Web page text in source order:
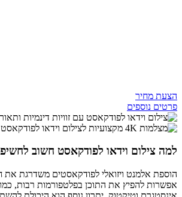
הצעת מחיר
פרטים נוספים
למה צילום וידאו לפודקאסט חשוב
הוספת אלמנט ויזואלי לפודקאסטים משדרגת את
אפשרות להפיץ את התוכן בפלטפורמות רבות, כמו